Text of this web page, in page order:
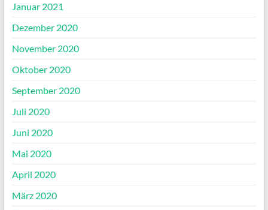
Januar 2021
Dezember 2020
November 2020
Oktober 2020
September 2020
Juli 2020
Juni 2020
Mai 2020
April 2020
März 2020